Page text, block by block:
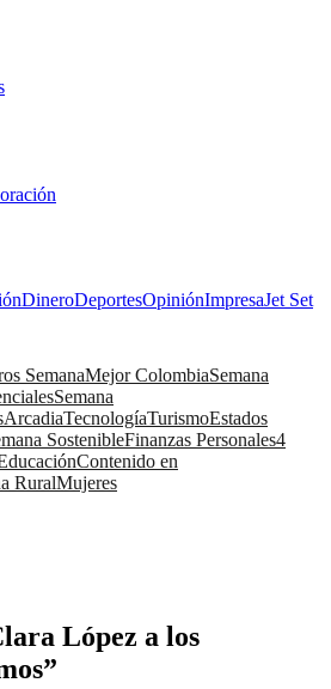
DineroDeportesOpiniónImpresaJet Set
SemanaMejor ColombiaSemana
Semana
ArcadiaTecnologíaTurismoEstados
SostenibleFinanzas Personales4
Contenido en
RuralMujeres
López a los